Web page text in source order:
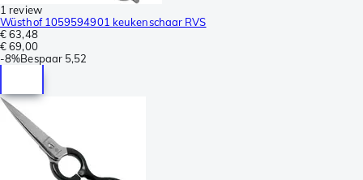
1 review
Wüsthof 1059594901 keukenschaar RVS
€ 63,48
€ 69,00
-8%Bespaar 5,52